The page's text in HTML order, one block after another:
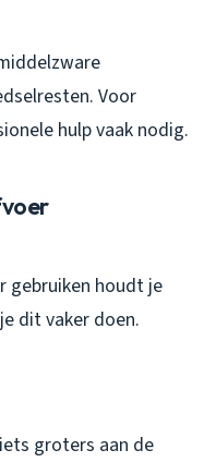
Voor
hulp vaak nodig.
gebruiken houdt je
dit vaker doen.
groters aan de